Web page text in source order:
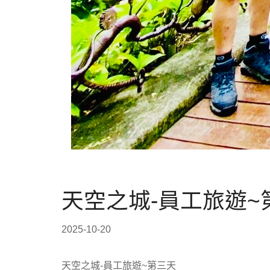
天空之城-員工旅遊~
2025-10-20
天空之城-員工旅遊~第三天